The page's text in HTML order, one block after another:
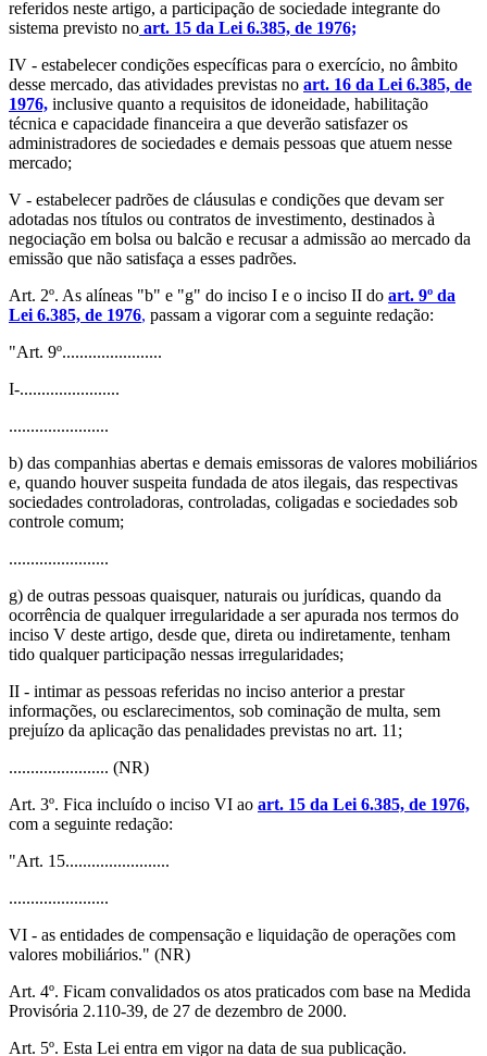
referidos neste artigo, a participação de sociedade integrante do
sistema previsto no art. 15 da Lei 6.385, de 1976;
IV - estabelecer condições específicas para o exercício, no âmbito
desse mercado, das atividades previstas no art. 16 da Lei 6.385, de
1976, inclusive quanto a requisitos de idoneidade, habilitação
técnica e capacidade financeira a que deverão satisfazer os
administradores de sociedades e demais pessoas que atuem nesse
mercado;
V - estabelecer padrões de cláusulas e condições que devam ser
adotadas nos títulos ou contratos de investimento, destinados à
negociação em bolsa ou balcão e recusar a admissão ao mercado da
emissão que não satisfaça a esses padrões.
Art. 2º. As alíneas "b" e "g" do inciso I e o inciso II do art. 9º da
Lei 6.385, de 1976, passam a vigorar com a seguinte redação:
"Art. 9º.......................
I-.......................
.......................
b) das companhias abertas e demais emissoras de valores mobiliários
e, quando houver suspeita fundada de atos ilegais, das respectivas
sociedades controladoras, controladas, coligadas e sociedades sob
controle comum;
.......................
g) de outras pessoas quaisquer, naturais ou jurídicas, quando da
ocorrência de qualquer irregularidade a ser apurada nos termos do
inciso V deste artigo, desde que, direta ou indiretamente, tenham
tido qualquer participação nessas irregularidades;
II - intimar as pessoas referidas no inciso anterior a prestar
informações, ou esclarecimentos, sob cominação de multa, sem
prejuízo da aplicação das penalidades previstas no art. 11;
....................... (NR)
Art. 3º. Fica incluído o inciso VI ao art. 15 da Lei 6.385, de 1976,
com a seguinte redação:
"Art. 15........................
.......................
VI - as entidades de compensação e liquidação de operações com
valores mobiliários." (NR)
Art. 4º. Ficam convalidados os atos praticados com base na Medida
Provisória 2.110-39, de 27 de dezembro de 2000.
Art. 5º. Esta Lei entra em vigor na data de sua publicação.